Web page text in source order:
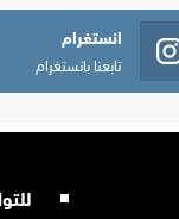
انستغرام
تابعنا بانستغرام